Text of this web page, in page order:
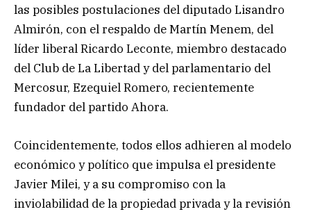
las posibles postulaciones del diputado Lisandro
Almirón, con el respaldo de Martín Menem, del
líder liberal Ricardo Leconte, miembro destacado
del Club de La Libertad y del parlamentario del
Mercosur, Ezequiel Romero, recientemente
fundador del partido Ahora.
Coincidentemente, todos ellos adhieren al modelo
económico y político que impulsa el presidente
Javier Milei, y a su compromiso con la
inviolabilidad de la propiedad privada y la revisión